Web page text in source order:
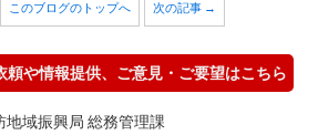
このブログのトップへ 次の記事 →
頼や情報提供、ご意見・ご要望はこちら
地域振興局 総務管理課